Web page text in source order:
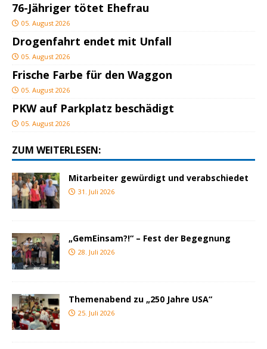
76-Jähriger tötet Ehefrau
05. August 2026
Drogenfahrt endet mit Unfall
05. August 2026
Frische Farbe für den Waggon
05. August 2026
PKW auf Parkplatz beschädigt
05. August 2026
ZUM WEITERLESEN:
Mitarbeiter gewürdigt und verabschiedet
31. Juli 2026
„GemEinsam?!“ – Fest der Begegnung
28. Juli 2026
Themenabend zu „250 Jahre USA“
25. Juli 2026